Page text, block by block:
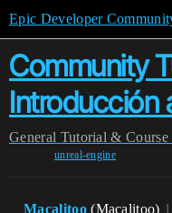
Epic Developer
Community
Introducción
General Tutorial & Course
unreal-engine
Macalitoo (Macalitoo) 1